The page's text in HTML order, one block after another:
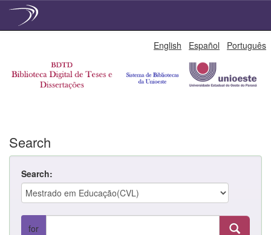
English Español Português
Search
Search:
for